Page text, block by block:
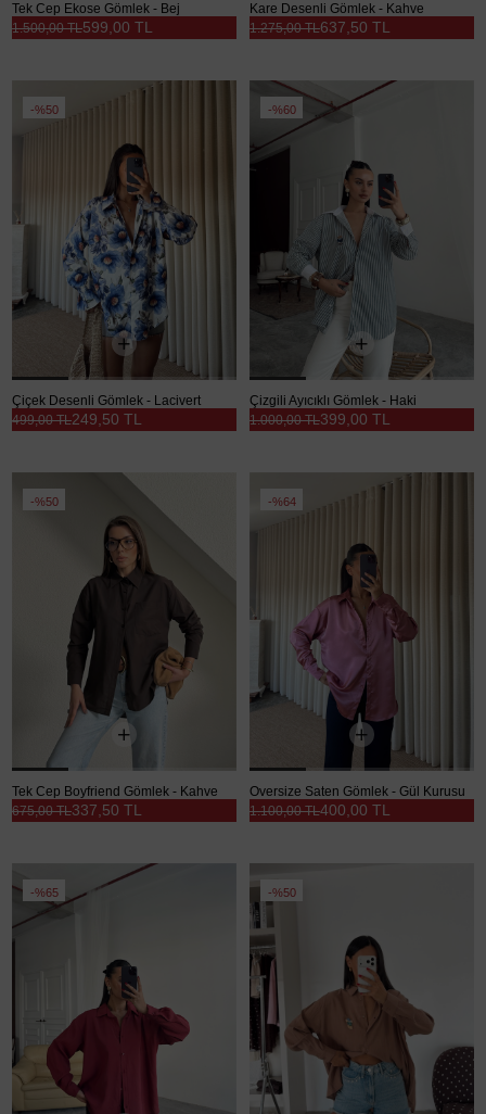
Tek Cep Ekose Gömlek - Bej
599,00 TL
1.500,00 TL
Kare Desenli Gömlek - Kahve
637,50 TL
1.275,00 TL
%50
Çiçek Desenli Gömlek - Lacivert
249,50 TL
499,00 TL
%60
Çizgili Ayıcıklı Gömlek - Haki
399,00 TL
1.000,00 TL
%50
Tek Cep Boyfriend Gömlek - Kahve
337,50 TL
675,00 TL
%64
Oversize Saten Gömlek - Gül Kurusu
400,00 TL
1.100,00 TL
%65 %50